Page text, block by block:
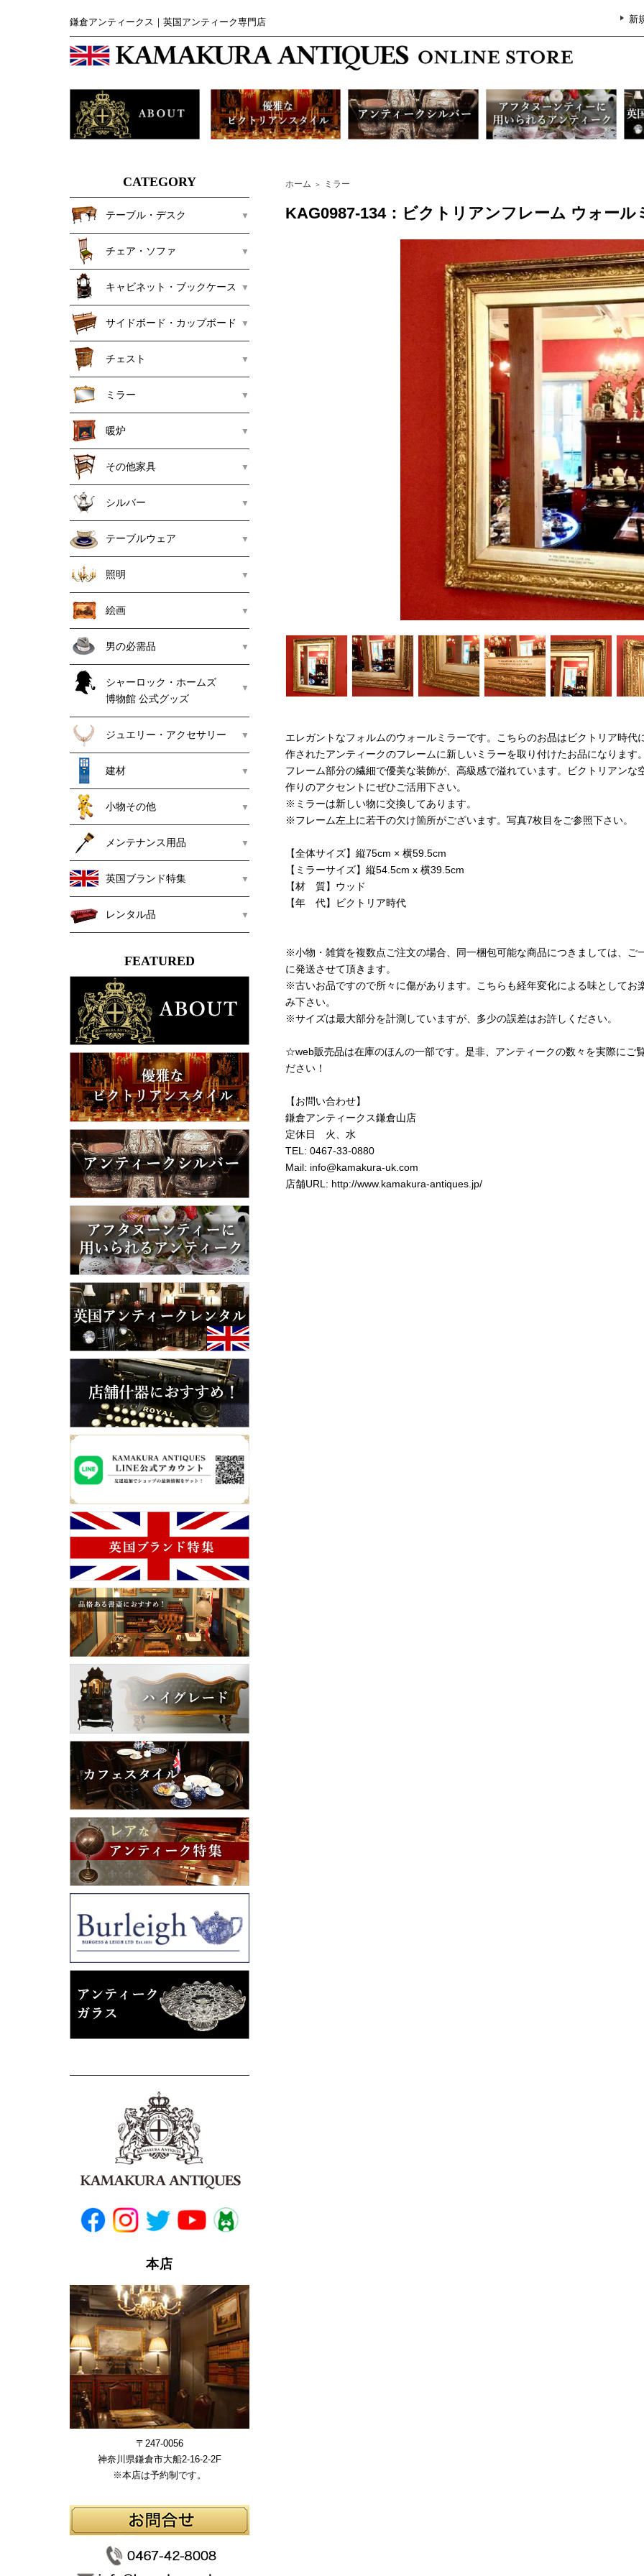
鎌倉アンティークス｜英国アンティーク専門店 新
CATEGORY
テーブル・デスク
チェア・ソファ
キャビネット・ブックケース
サイドボード・カップボード
チェスト
ミラー
暖炉
その他家具
シルバー
テーブルウェア
照明
絵画
男の必需品
シャーロック・ホームズ
博物館 公式グッズ
ジュエリー・アクセサリー
建材
小物その他
メンテナンス用品
英国ブランド特集
レンタル品
FEATURED
本店
〒247-0056
神奈川県鎌倉市大船2-16-2-2F
※本店は予約制です。
ホーム ＞ ミラー
KAG0987-134：ビクトリアンフレーム ウォール
エレガントなフォルムのウォールミラーです。こちらのお品はビクトリア時代
作されたアンティークのフレームに新しいミラーを取り付けたお品になります。
フレーム部分の繊細で優美な装飾が、高級感で溢れています。ビクトリアンな
作りのアクセントにぜひご活用下さい。
※ミラーは新しい物に交換してあります。
※フレーム左上に若干の欠け箇所がございます。写真7枚目をご参照下さい。
【全体サイズ】縦75cm × 横59.5cm
【ミラーサイズ】縦54.5cm x 横39.5cm
【材 質】ウッド
【年 代】ビクトリア時代
※小物・雑貨を複数点ご注文の場合、同一梱包可能な商品につきましては、ご
に発送させて頂きます。
※古いお品ですので所々に傷があります。こちらも経年変化による味としてお
み下さい。
※サイズは最大部分を計測していますが、多少の誤差はお許しください。
☆web販売品は在庫のほんの一部です。是非、アンティークの数々を実際にご
ださい！
【お問い合わせ】
鎌倉アンティークス鎌倉山店
定休日 火、水
TEL: 0467-33-0880
Mail: info@kamakura-uk.com
店舗URL: http://www.kamakura-antiques.jp/